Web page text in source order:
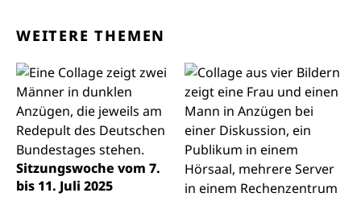
WEITERE THEMEN
Sitzungswoche vom 7.
bis 11. Juli 2025